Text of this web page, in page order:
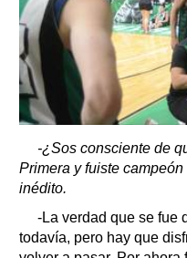
-¿Sos consciente de
Primera y fuiste
inédito.
-La verdad que se fue
todavía, pero hay que